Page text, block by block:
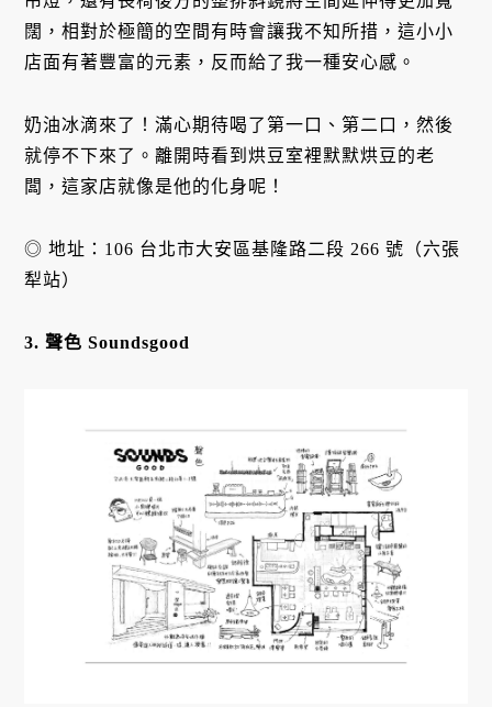
闊，相對於極簡的空間有時會讓我不知所措，這小小
店面有著豐富的元素，反而給了我一種安心感。
奶油冰滴來了！滿心期待喝了第一口、第二口，然後
就停不下來了。離開時看到烘豆室裡默默烘豆的老
闆，這家店就像是他的化身呢！
◎ 地址：106 台北市大安區基隆路二段 266 號（六張
犁站）
3. 聲色 Soundsgood